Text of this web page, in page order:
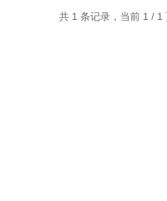
共 1 条记录，当前 1 /